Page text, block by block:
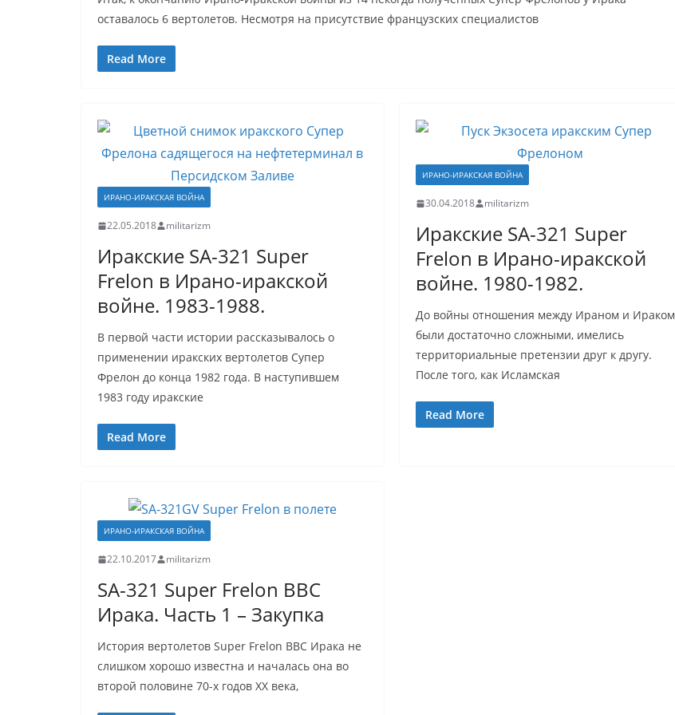
оставалось 6 вертолетов. Несмотря на присутствие французских специалистов
Read More
ИРАНО-ИРАКСКАЯ ВОЙНА
22.05.2018 militarizm
Иракские SA-321 Super
Frelon в Ирано-иракской
войне. 1983-1988.
В первой части истории рассказывалось о
применении иракских вертолетов Супер
Фрелон до конца 1982 года. В наступившем
1983 году иракские
Read More
ИРАНО-ИРАКСКАЯ ВОЙНА
30.04.2018 militarizm
Иракские SA-321 Super
Frelon в Ирано-иракской
войне. 1980-1982.
До войны отношения между Ираном и Ираком
были достаточно сложными, имелись
территориальные претензии друг к другу.
После того, как Исламская
Read More
ИРАНО-ИРАКСКАЯ ВОЙНА
22.10.2017 militarizm
SA-321 Super Frelon ВВС
Ирака. Часть 1 – Закупка
История вертолетов Super Frelon ВВС Ирака не
слишком хорошо известна и началась она во
второй половине 70-х годов ХХ века,